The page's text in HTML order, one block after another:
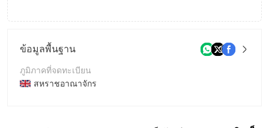
ข้อมูลพื้นฐาน
ภูมิภาคที่จดทะเบียน
สหราชอาณาจักร